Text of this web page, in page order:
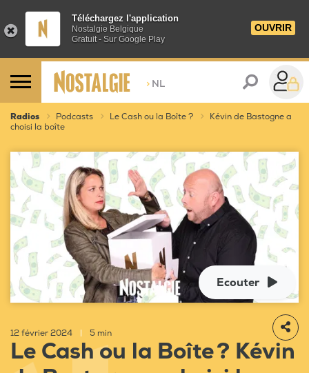
Téléchargez l'application
Nostalgie Belgique
Gratuit - Sur Google Play
OUVRIR
> NL
Radios Podcasts Le Cash ou la Boîte ?
Kévin de Bastogne a
choisi la boîte
Ecouter
12 février 2024 5 min
Le Cash ou la Boîte ? Kévin